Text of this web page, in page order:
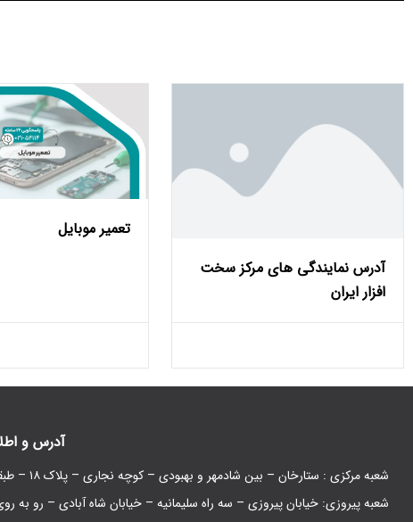
آدرس نمایندگی های مرکز سخت
افزار ایران
تعمیر موبایل
آدرس و
شعبه مرکزی : ستارخان – بین شادمهر و بهبودی – کوچه نجاری – پلاک ۱۸ – طبقه همکف
شعبه پیروزی: خیابان پیروزی – سه راه سلیمانیه – خیابان شاه آبادی – رو به